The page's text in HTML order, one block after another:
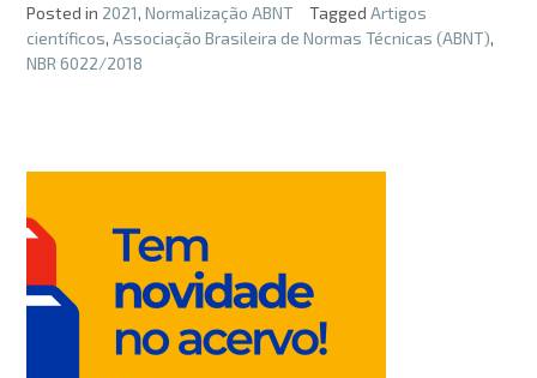
Posted in 2021, Normalização ABNT Tagged Artigos
científicos, Associação Brasileira de Normas Técnicas (ABNT),
NBR 6022/2018